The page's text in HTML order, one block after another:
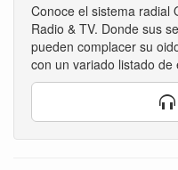
Conoce el sistema radial
Radio & TV. Donde sus
pueden complacer su
con un variado listado de